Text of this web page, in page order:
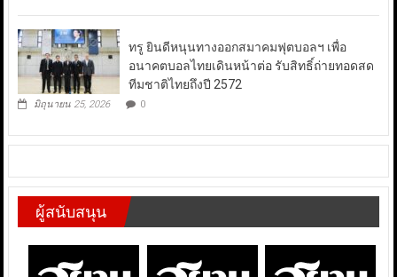
ทรู ยินดีหนุนทางออกสมาคมฟุตบอลฯ เพื่อ
อนาคตบอลไทยเดินหน้าต่อ รับสิทธิ์ถ่ายทอดสด
ทีมชาติไทยถึงปี 2572
มิถุนายน 25, 2026 0
ผู้สนับสนุน